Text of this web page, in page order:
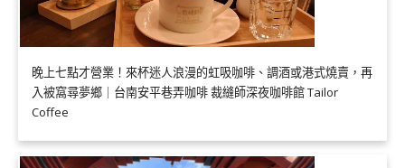
晚上七點才營業！來杯迷人浪漫的虹吸咖啡、調酒或港式燒賣，再
入被窩尋夢鄉｜台南安平巷弄咖啡 裁縫師深夜咖啡館 Tailor
Coffee